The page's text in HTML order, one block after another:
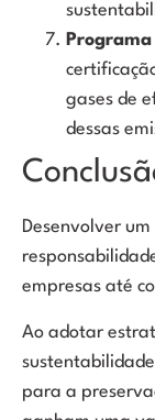
gases de
dessas
Desenvolver
empresas até
Ao adotar
para a